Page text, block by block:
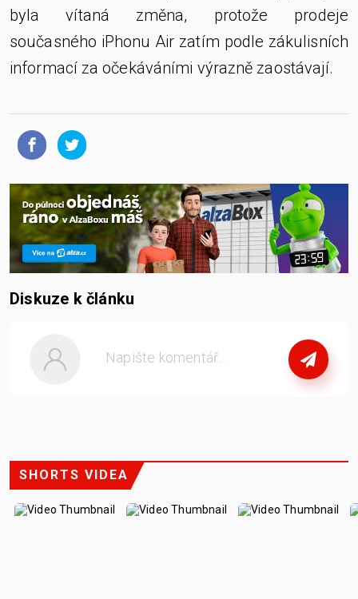
byla vítaná změna, protože prodeje
současného iPhonu Air zatím podle zákulisních
informací za očekáváními výrazně zaostávají.
Diskuze k článku
SHORTS VIDEA